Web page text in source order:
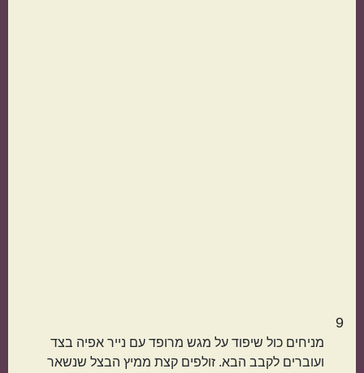
9
מניחים כול שיפוד על מגש מרופד עם נייר אפיה בצד
ועוברים לקבב הבא. זולפים קצת ממיץ הבצל שנשאר